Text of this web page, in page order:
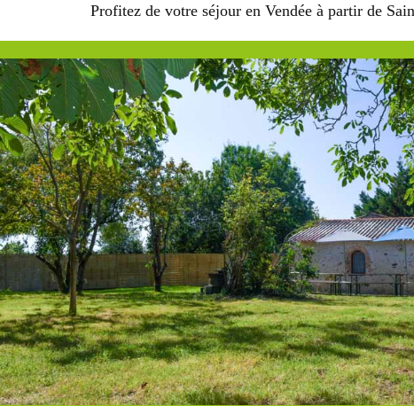
Profitez de votre séjour en Vendée à partir de